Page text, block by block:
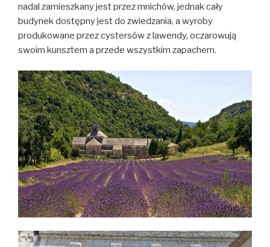
nadal zamieszkany jest przez mnichów, jednak cały
budynek dostępny jest do zwiedzania, a wyroby
produkowane przez cystersów z lawendy, oczarowują
swoim kunsztem a przede wszystkim zapachem.